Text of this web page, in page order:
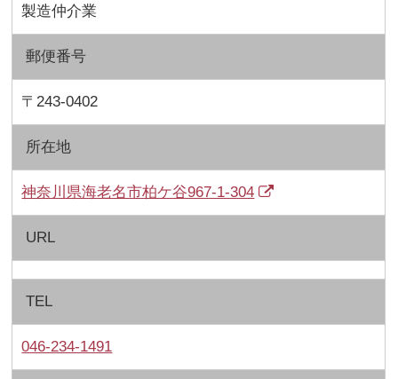
製造仲介業
郵便番号
〒243-0402
所在地
神奈川県海老名市柏ケ谷967-1-304
URL
TEL
046-234-1491